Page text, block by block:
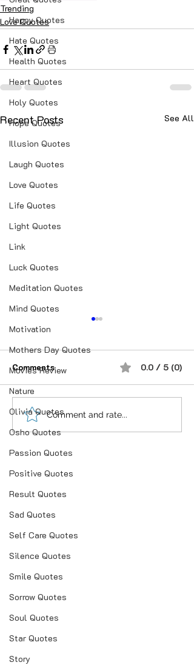
Happy Quotes
Hate Quotes
Health Quotes
Heart Quotes
Holy Quotes
Hope Quotes
Illusion Quotes
Laugh Quotes
Love Quotes
Life Quotes
Light Quotes
Link
Luck Quotes
Meditation Quotes
Mind Quotes
Motivation
Mothers Day Quotes
Movies Review
Nature
Olivia Quotes
Osho Quotes
Passion Quotes
Positive Quotes
Result Quotes
Sad Quotes
Self Care Quotes
Silence Quotes
Smile Quotes
Sorrow Quotes
Soul Quotes
Star Quotes
Story
Trending
Love Quotes
Recent Posts See All
“भूख जिस्म की नहीं, सम्मान की
होती है”
Comments 0.0 / 5 (0)
Comment and rate...